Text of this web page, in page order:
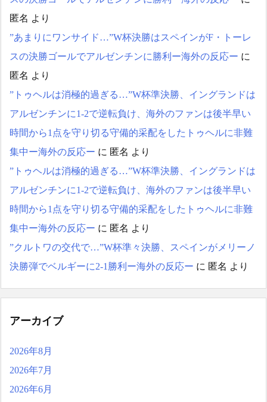
匿名 より
”あまりにワンサイド…”W杯決勝はスペインがF・トーレ
スの決勝ゴールでアルゼンチンに勝利ー海外の反応ー に
匿名 より
”トゥヘルは消極的過ぎる…”W杯準決勝、イングランドは
アルゼンチンに1-2で逆転負け、海外のファンは後半早い
時間から1点を守り切る守備的采配をしたトゥヘルに非難
集中ー海外の反応ー に 匿名 より
”トゥヘルは消極的過ぎる…”W杯準決勝、イングランドは
アルゼンチンに1-2で逆転負け、海外のファンは後半早い
時間から1点を守り切る守備的采配をしたトゥヘルに非難
集中ー海外の反応ー に 匿名 より
”クルトワの交代で…”W杯準々決勝、スペインがメリーノ
決勝弾でベルギーに2-1勝利ー海外の反応ー に 匿名 より
アーカイブ
2026年8月
2026年7月
2026年6月